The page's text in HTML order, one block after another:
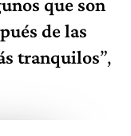
de las
tranquilos”,